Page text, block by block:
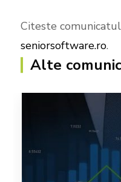
Citeste
seniorsoftware.ro.
Alte